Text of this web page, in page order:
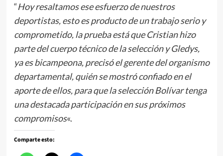
“Hoy resaltamos ese esfuerzo de nuestros
deportistas, esto es producto de un trabajo serio y
comprometido, la prueba está que Cristian hizo
parte del cuerpo técnico de la selección y Gledys,
ya es bicampeona, precisó el gerente del organismo
departamental, quién se mostró confiado en el
aporte de ellos, para que la selección Bolívar tenga
una destacada participación en sus próximos
compromisos«.
Comparte esto: